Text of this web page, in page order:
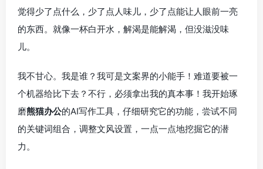
觉得少了点什么，少了点人味儿，少了点能让人眼前一亮
的东西。就像一杯白开水，解渴是能解渴，但没滋没味
儿。
我不甘心。我是谁？我可是文案界的小能手！难道要被一
个机器给比下去？不行，必须拿出我的真本事！我开始琢
磨熊猫办公的AI写作工具，仔细研究它的功能，尝试不同
的关键词组合，调整文风设置，一点一点地挖掘它的潜
力。